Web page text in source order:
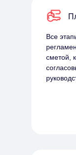
Все
сметой,